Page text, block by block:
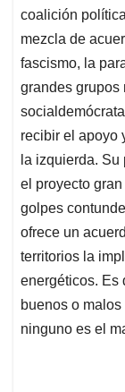
coalición
mezcla de
fascismo, la
grandes grupos
recibir el apoyo
la izquierda.
el proyecto
golpes
ofrece un
territorios la
energéticos. Es
buenos o
ninguno es el